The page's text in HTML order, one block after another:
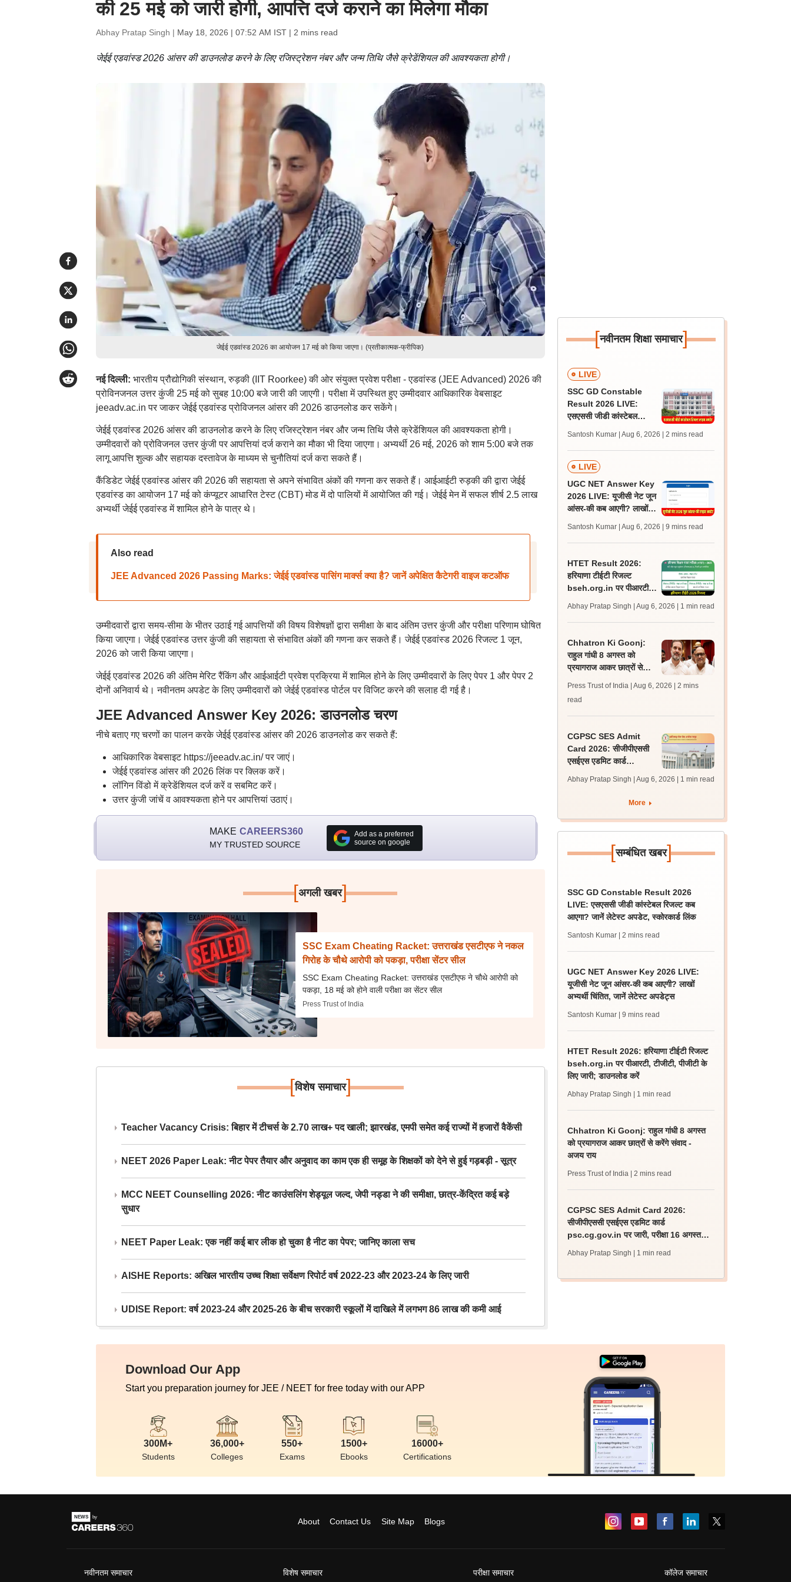
की 25 मई को जारी होगी, आपत्ति दर्ज कराने का मिलेगा मौका
Abhay Pratap Singh | May 18, 2026 | 07:52 AM IST| 2 mins read
जेईई एडवांस्ड 2026 आंसर की डाउनलोड करने के लिए रजिस्ट्रेशन नंबर और जन्म तिथि जैसे क्रेडेंशियल की आवश्यकता होगी।
जेईई एडवांस्ड 2026 का आयोजन 17 मई को किया जाएगा। (प्रतीकात्मक-फ्रीपिक)
नई दिल्ली: भारतीय प्रौद्योगिकी संस्थान, रुड़की (IIT Roorkee) की ओर संयुक्त प्रवेश परीक्षा - एडवांस्ड (JEE Advanced) 2026 की
प्रोविनजनल उत्तर कुंजी 25 मई को सुबह 10:00 बजे जारी की जाएगी। परीक्षा में उपस्थित हुए उम्मीदवार आधिकारिक वेबसाइट
jeeadv.ac.in पर जाकर जेईई एडवांस्ड प्रोविजनल आंसर की 2026 डाउनलोड कर सकेंगे।
जेईई एडवांस्ड 2026 आंसर की डाउनलोड करने के लिए रजिस्ट्रेशन नंबर और जन्म तिथि जैसे क्रेडेंशियल की आवश्यकता होगी।
उम्मीदवारों को प्रोविजनल उत्तर कुंजी पर आपत्तियां दर्ज कराने का मौका भी दिया जाएगा। अभ्यर्थी 26 मई, 2026 को शाम 5:00 बजे तक
लागू आपत्ति शुल्क और सहायक दस्तावेज के माध्यम से चुनौतियां दर्ज करा सकते हैं।
कैंडिडेट जेईई एडवांस्ड आंसर की 2026 की सहायता से अपने संभावित अंकों की गणना कर सकते हैं। आईआईटी रुड़की की द्वारा जेईई
एडवांस्ड का आयोजन 17 मई को कंप्यूटर आधारित टेस्ट (CBT) मोड में दो पालियों में आयोजित की गई। जेईई मेन में सफल शीर्ष 2.5 लाख
अभ्यर्थी जेईई एडवांस्ड में शामिल होने के पात्र थे।
Also read
JEE Advanced 2026 Passing Marks: जेईई एडवांस्ड पासिंग मार्क्स क्या है? जानें अपेक्षित कैटेगरी वाइज कटऑफ
उम्मीदवारों द्वारा समय-सीमा के भीतर उठाई गई आपत्तियों की विषय विशेषज्ञों द्वारा समीक्षा के बाद अंतिम उत्तर कुंजी और परीक्षा परिणाम घोषित
किया जाएगा। जेईई एडवांस्ड उत्तर कुंजी की सहायता से संभावित अंकों की गणना कर सकते हैं। जेईई एडवांस्ड 2026 रिजल्ट 1 जून,
2026 को जारी किया जाएगा।
जेईई एडवांस्ड 2026 की अंतिम मेरिट रैंकिंग और आईआईटी प्रवेश प्रक्रिया में शामिल होने के लिए उम्मीदवारों के लिए पेपर 1 और पेपर 2
दोनों अनिवार्य थे। नवीनतम अपडेट के लिए उम्मीदवारों को जेईई एडवांस्ड पोर्टल पर विजिट करने की सलाह दी गई है।
JEE Advanced Answer Key 2026: डाउनलोड चरण
नीचे बताए गए चरणों का पालन करके जेईई एडवांस्ड आंसर की 2026 डाउनलोड कर सकते हैं:
आधिकारिक वेबसाइट https://jeeadv.ac.in/ पर जाएं।
जेईई एडवांस्ड आंसर की 2026 लिंक पर क्लिक करें।
लॉगिन विंडो में क्रेडेंशियल दर्ज करें व सबमिट करें।
उत्तर कुंजी जांचें व आवश्यकता होने पर आपत्तियां उठाएं।
MAKE CAREERS360
MY TRUSTED SOURCE
Add as a preferred
source on google
[अगली खबर]
SSC Exam Cheating Racket: उत्तराखंड एसटीएफ ने नकल
गिरोह के चौथे आरोपी को पकड़ा, परीक्षा सेंटर सील
SSC Exam Cheating Racket: उत्तराखंड एसटीएफ ने चौथे आरोपी को
पकड़ा, 18 मई को होने वाली परीक्षा का सेंटर सील
Press Trust of India
[विशेष समाचार]
Teacher Vacancy Crisis: बिहार में टीचर्स के 2.70 लाख+ पद खाली; झारखंड, एमपी समेत कई राज्यों में हजारों वैकेंसी
NEET 2026 Paper Leak: नीट पेपर तैयार और अनुवाद का काम एक ही समूह के शिक्षकों को देने से हुई गड़बड़ी - सूत्र
MCC NEET Counselling 2026: नीट काउंसलिंग शेड्यूल जल्द, जेपी नड्डा ने की समीक्षा, छात्र-केंद्रित कई बड़े
सुधार
NEET Paper Leak: एक नहीं कई बार लीक हो चुका है नीट का पेपर; जानिए काला सच
AISHE Reports: अखिल भारतीय उच्च शिक्षा सर्वेक्षण रिपोर्ट वर्ष 2022-23 और 2023-24 के लिए जारी
UDISE Report: वर्ष 2023-24 और 2025-26 के बीच सरकारी स्कूलों में दाखिले में लगभग 86 लाख की कमी आई
[नवीनतम शिक्षा समाचार]
LIVE
SSC GD Constable
Result 2026 LIVE:
एसएससी जीडी कांस्टेबल
लेटेस्ट अपडेट, स्कोरकार्ड लिंक
Santosh Kumar | Aug 6, 2026 | 2 mins read
LIVE
UGC NET Answer Key
2026 LIVE: यूजीसी नेट जून
आंसर-की कब आएगी? लाखों
Santosh Kumar | Aug 6, 2026 | 9 mins read
HTET Result 2026:
हरियाणा टीईटी रिजल्ट
bseh.org.in पर पीआरटी,
डाउनलोड करें
Abhay Pratap Singh | Aug 6, 2026 | 1 min read
Chhatron Ki Goonj:
राहुल गांधी 8 अगस्त को
प्रयागराज आकर छात्रों से
Press Trust of India | Aug 6, 2026
| 2 mins
read
CGPSC SES Admit
Card 2026: सीजीपीएससी
एसईएस एडमिट कार्ड
परीक्षा 16 अगस्त को होगी
Abhay Pratap Singh | Aug 6, 2026 | 1 min read
More
[सम्बंधित खबर]
SSC GD Constable Result 2026
LIVE: एसएससी जीडी कांस्टेबल रिजल्ट कब
आएगा? जानें लेटेस्ट अपडेट, स्कोरकार्ड लिंक
Santosh Kumar | 2 mins read
UGC NET Answer Key 2026 LIVE:
यूजीसी नेट जून आंसर-की कब आएगी? लाखों
अभ्यर्थी चिंतित, जानें लेटेस्ट अपडेट्स
Santosh Kumar | 9 mins read
HTET Result 2026: हरियाणा टीईटी रिजल्ट
bseh.org.in पर पीआरटी, टीजीटी, पीजीटी के
लिए जारी; डाउनलोड करें
Abhay Pratap Singh | 1 min read
Chhatron Ki Goonj: राहुल गांधी 8 अगस्त
को प्रयागराज आकर छात्रों से करेंगे संवाद -
अजय राय
Press Trust of India | 2 mins read
CGPSC SES Admit Card 2026:
सीजीपीएससी एसईएस एडमिट कार्ड
psc.cg.gov.in पर जारी, परीक्षा 16 अगस्त
Abhay Pratap Singh | 1 min read
Download Our App
Start you preparation journey for JEE / NEET for free today with our APP
300M+
Students
36,000+
Colleges
550+
Exams
1500+
Ebooks
16000+
Certifications
About Contact Us Site Map Blogs
नवीनतम समाचार विशेष समाचार परीक्षा समाचार कॉलेज समाचार